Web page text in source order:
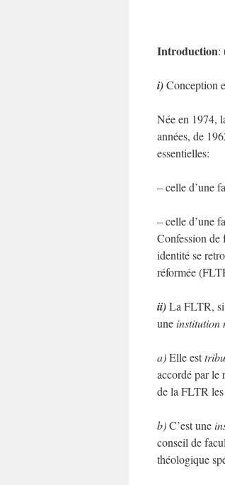
Introduction:
i)Conception
Née en 1974,
années, de
essentielles:
– celle d’une
– celle d’une
Confession de
identité se
réformée
ii)La FLTR,
uneinstitution
a)Elle est
accordé par le
de la FLTR
b)C’est une
conseil de
théologique